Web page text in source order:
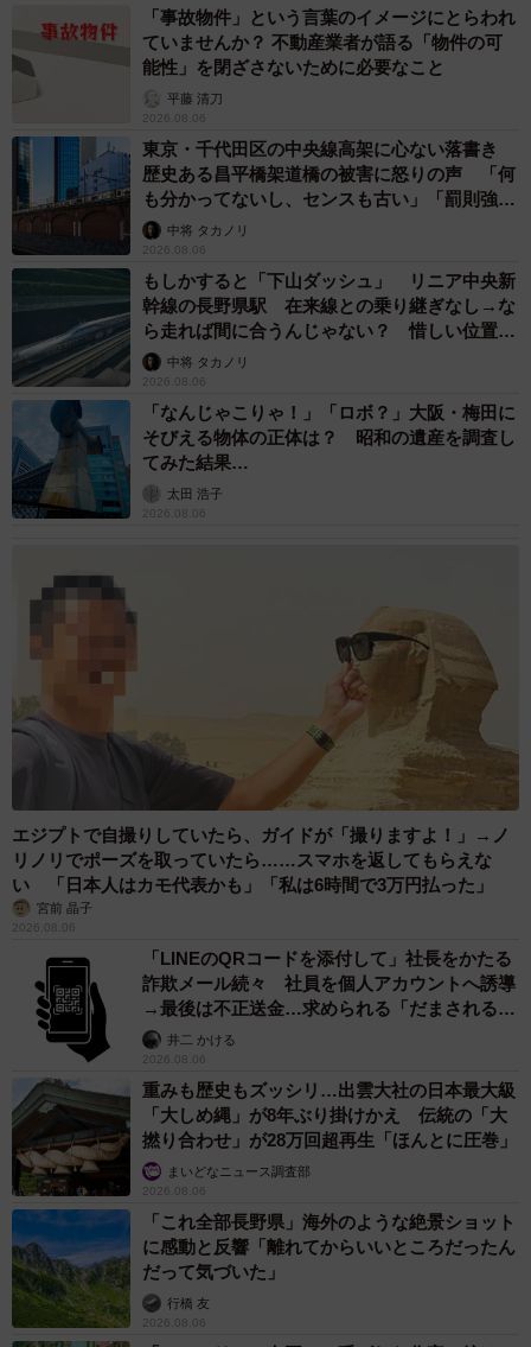
「事故物件」という言葉のイメージにとらわれ
ていませんか？ 不動産業者が語る「物件の可
能性」を閉ざさないために必要なこと
平藤 清刀
2026.08.06
東京・千代田区の中央線高架に心ない落書き
歴史ある昌平橋架道橋の被害に怒りの声 「何
も分かってないし、センスも古い」「罰則強化
して」中将 タカノリ
2026.08.06
もしかすると「下山ダッシュ」 リニア中央新
幹線の長野県駅 在来線との乗り継ぎなし→な
ら走れば間に合うんじゃない？ 惜しい位置関
係が反響
中将 タカノリ
2026.08.06
「なんじゃこりゃ！」「ロボ？」大阪・梅田に
そびえる物体の正体は？ 昭和の遺産を調査し
てみた結果…
太田 浩子
2026.08.06
エジプトで自撮りしていたら、ガイドが「撮りますよ！」→ノ
リノリでポーズを取っていたら……スマホを返してもらえな
い 「日本人はカモ代表かも」「私は6時間で3万円払った」
宮前 晶子
2026.08.06
「LINEのQRコードを添付して」社長をかたる
詐欺メール続々 社員を個人アカウントへ誘導
→最後は不正送金…求められる「だまされる前
提」の対策
井二 かける
2026.08.06
重みも歴史もズッシリ…出雲大社の日本最大級
「大しめ縄」が8年ぶり掛けかえ 伝統の「大
撚り合わせ」が28万回超再生「ほんとに圧巻」
まいどなニュース調査部
2026.08.06
「これ全部長野県」海外のような絶景ショット
に感動と反響「離れてからいいところだったん
だって気づいた」
行橋 友
2026.08.06